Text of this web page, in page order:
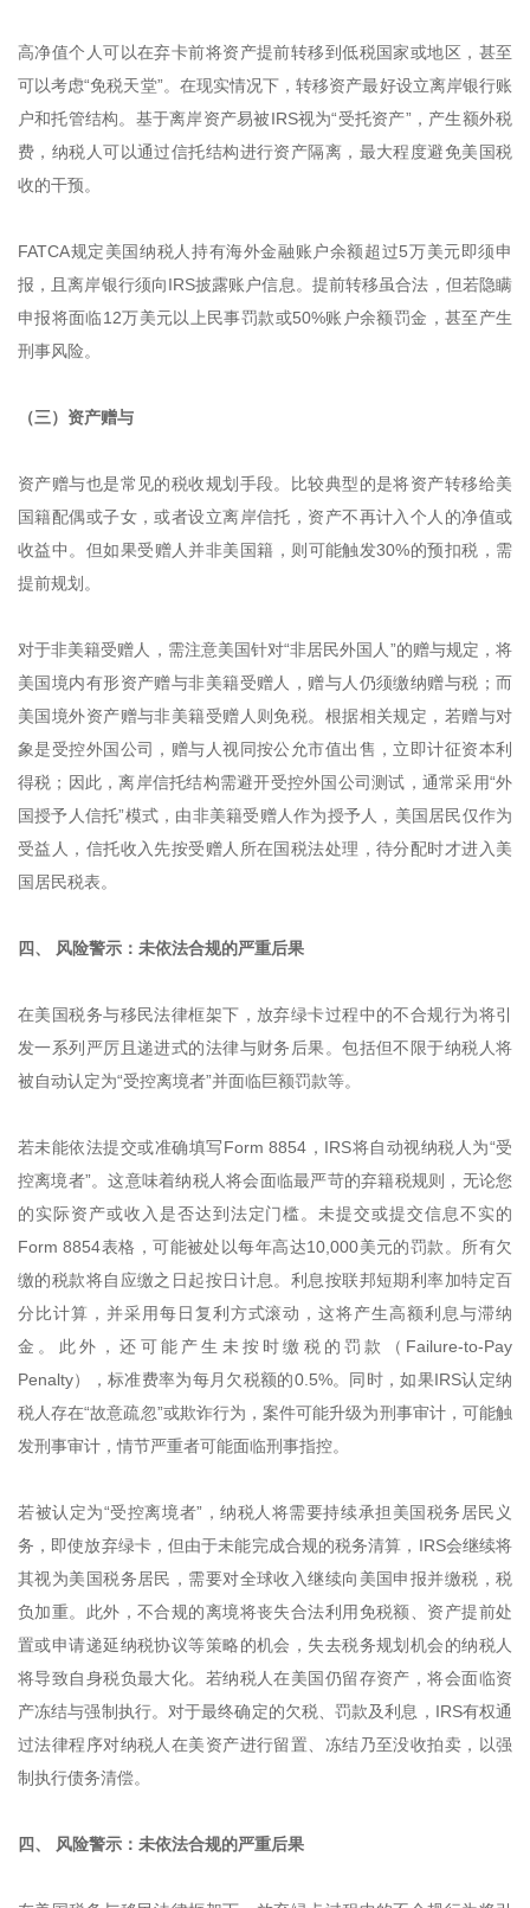
高净值个人可以在弃卡前将资产提前转移到低税国家或地区，甚至
可以考虑“免税天堂”。在现实情况下，转移资产最好设立离岸银行账
户和托管结构。基于离岸资产易被IRS视为“受托资产”，产生额外税
费，纳税人可以通过信托结构进行资产隔离，最大程度避免美国税
收的干预。
FATCA规定美国纳税人持有海外金融账户余额超过5万美元即须申
报，且离岸银行须向IRS披露账户信息。提前转移虽合法，但若隐瞒
申报将面临12万美元以上民事罚款或50%账户余额罚金，甚至产生
刑事风险。
（三）资产赠与
资产赠与也是常见的税收规划手段。比较典型的是将资产转移给美
国籍配偶或子女，或者设立离岸信托，资产不再计入个人的净值或
收益中。但如果受赠人并非美国籍，则可能触发30%的预扣税，需
提前规划。
对于非美籍受赠人，需注意美国针对“非居民外国人”的赠与规定，将
美国境内有形资产赠与非美籍受赠人，赠与人仍须缴纳赠与税；而
美国境外资产赠与非美籍受赠人则免税。根据相关规定，若赠与对
象是受控外国公司，赠与人视同按公允市值出售，立即计征资本利
得税；因此，离岸信托结构需避开受控外国公司测试，通常采用“外
国授予人信托”模式，由非美籍受赠人作为授予人，美国居民仅作为
受益人，信托收入先按受赠人所在国税法处理，待分配时才进入美
国居民税表。
四、 风险警示：未依法合规的严重后果
在美国税务与移民法律框架下，放弃绿卡过程中的不合规行为将引
发一系列严厉且递进式的法律与财务后果。包括但不限于纳税人将
被自动认定为“受控离境者”‍并面临巨额罚款等。
若未能依法提交或准确填写Form 8854，IRS将自动视纳税人为“受
控离境者”。这意味着纳税人将会面临最严苛的弃籍税规则，无论您
的实际资产或收入是否达到法定门槛。未提交或提交信息不实的
Form 8854表格，可能被处以每年高达10,000美元的罚款。所有欠
缴的税款将自应缴之日起按日计息。利息按联邦短期利率加特定百
分比计算，并采用每日复利方式滚动，这将产生高额利息与滞纳
金。此外，还可能产生未按时缴税的罚款（Failure-to-Pay
Penalty），标准费率为每月欠税额的0.5%。同时，如果IRS认定纳
税人存在“故意疏忽”或欺诈行为，案件可能升级为刑事审计，可能触
发刑事审计，情节严重者可能面临刑事指控。
若被认定为“受控离境者”，纳税人将需要持续承担美国税务居民义
务，即使放弃绿卡，但由于未能完成合规的税务清算，IRS会继续将
其视为美国税务居民，需要对全球收入继续向美国申报并缴税，税
负加重。此外，不合规的离境将丧失合法利用免税额、资产提前处
置或申请递延纳税协议等策略的机会，失去税务规划机会的纳税人
将导致自身税负最大化。若纳税人在美国仍留存资产，将会面临资
产冻结与强制执行。对于最终确定的欠税、罚款及利息，IRS有权通
过法律程序对纳税人在美资产进行留置、冻结乃至没收拍卖，以强
制执行债务清偿。
四、 风险警示：未依法合规的严重后果